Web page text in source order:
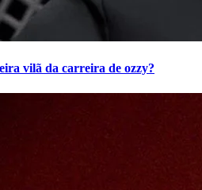
vilã da carreira de ozzy?